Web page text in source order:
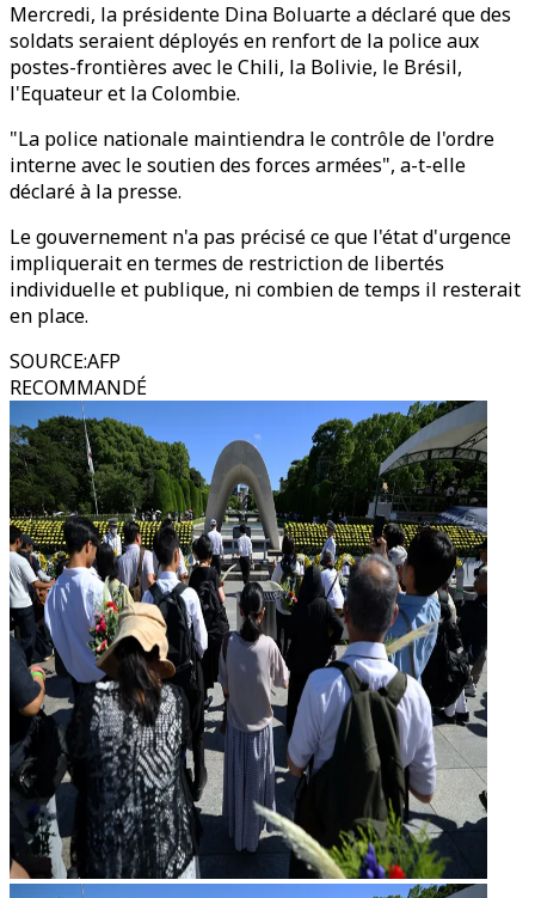
Mercredi, la présidente Dina Boluarte a déclaré que des
soldats seraient déployés en renfort de la police aux
postes-frontières avec le Chili, la Bolivie, le Brésil,
l'Equateur et la Colombie.
"La police nationale maintiendra le contrôle de l'ordre
interne avec le soutien des forces armées", a-t-elle
déclaré à la presse.
Le gouvernement n'a pas précisé ce que l'état d'urgence
impliquerait en termes de restriction de libertés
individuelle et publique, ni combien de temps il resterait
en place.
SOURCE:AFP
RECOMMANDÉ